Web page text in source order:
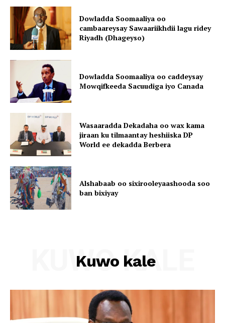
Dowladda Soomaaliya oo
cambaareysay Sawaariikhdii lagu ridey
Riyadh (Dhageyso)
Dowladda Soomaaliya oo caddeysay
Mowqifkeeda Sacuudiga iyo Canada
Wasaaradda Dekadaha oo wax kama
jiraan ku tilmaantay heshiiska DP
World ee dekadda Berbera
Alshabaab oo sixirooleyaashooda soo
ban bixiyay
Kuwo kale
KUWO KALE